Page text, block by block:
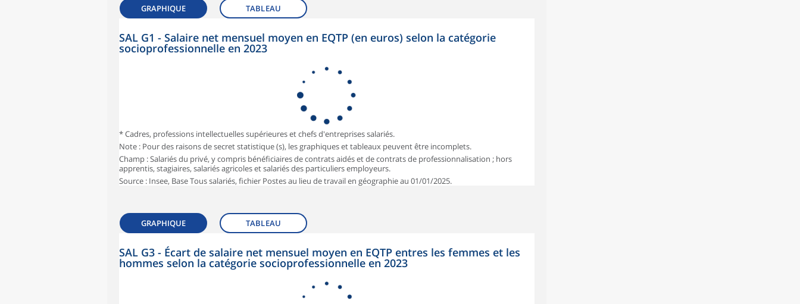
GRAPHIQUE TABLEAU
SAL G1 - Salaire net mensuel moyen en EQTP (en euros) selon la catégorie
socioprofessionnelle en 2023
* Cadres, professions intellectuelles supérieures et chefs d'entreprises salariés.
Note : Pour des raisons de secret statistique (s), les graphiques et tableaux peuvent être incomplets.
Champ : Salariés du privé, y compris bénéficiaires de contrats aidés et de contrats de professionnalisation ; hors
apprentis, stagiaires, salariés agricoles et salariés des particuliers employeurs.
Source : Insee, Base Tous salariés, fichier Postes au lieu de travail en géographie au 01/01/2025.
GRAPHIQUE TABLEAU
SAL G3 - Écart de salaire net mensuel moyen en EQTP entres les femmes et les
hommes selon la catégorie socioprofessionnelle en 2023